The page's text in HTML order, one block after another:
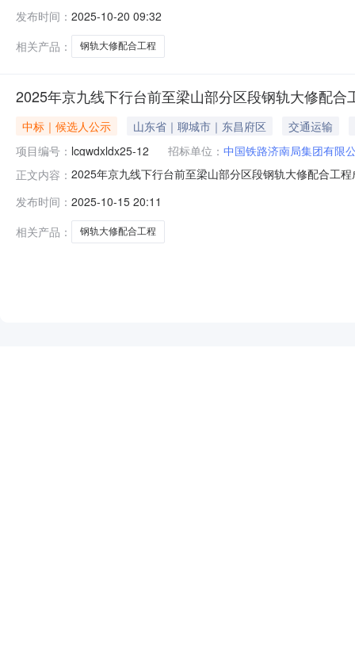
后，确定你单位为成交单位。成交工程款项为202260元
发布时间： 2025-10-20 09:32
相关产品：
钢轨大修配合工程
2025年京九线下行台前至梁山部分区段钢轨大修配合
中标｜候选人公示 山东省｜聊城市｜东昌府区
交通运输
项目编号： lcgwdxldx25-12 招标单位： 中国铁路济南局集团有限
正文内容： 2025年京九线下行台前至梁山部分区段钢轨大修配合工
服务有限公司报价：202260.00元联系人：陈金佃第二
发布时间： 2025-10-15 20:11
相关产品：
钢轨大修配合工程